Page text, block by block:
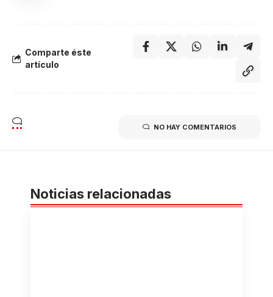
Comparte éste
artículo
NO HAY COMENTARIOS
Noticias relacionadas